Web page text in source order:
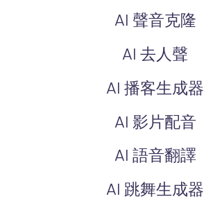
AI 聲音克隆
AI 去人聲
AI 播客生成器
AI 影片配音
AI 語音翻譯
AI 跳舞生成器